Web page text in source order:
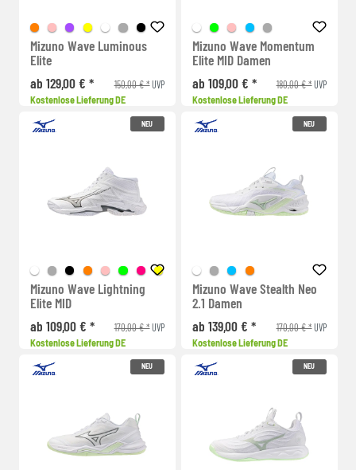
Mizuno Wave Luminous
Elite
ab 129,00 € *
150,00 € *UVP
Kostenlose Lieferung DE
Mizuno Wave Momentum
Elite MID Damen
ab 109,00 € *
180,00 € *UVP
Kostenlose Lieferung DE
NEU
Mizuno Wave Lightning
Elite MID
ab 109,00 € *
170,00 € *UVP
Kostenlose Lieferung DE
NEU
Mizuno Wave Stealth Neo
2.1 Damen
ab 139,00 € *
170,00 € *UVP
Kostenlose Lieferung DE
NEU NEU